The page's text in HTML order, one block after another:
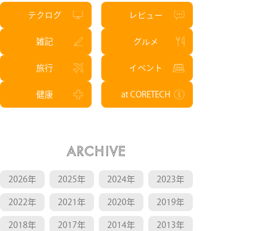
テクログ レビュー
雑記 グルメ
旅行 イベント
健康 at CORETECH
ARCHIVE
2026年 2025年 2024年 2023年
2022年 2021年 2020年 2019年
2018年 2017年 2014年 2013年